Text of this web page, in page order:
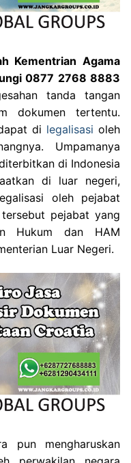
Kementrian Agama
0877 2768 8883
tanda tangan
dokumen tertentu.
di legalisasi oleh
Umpamanya
di Indonesia
di luar negeri,
oleh pejabat
pejabat yang
Hukum dan HAM
Luar Negeri.
pun mengharuskan